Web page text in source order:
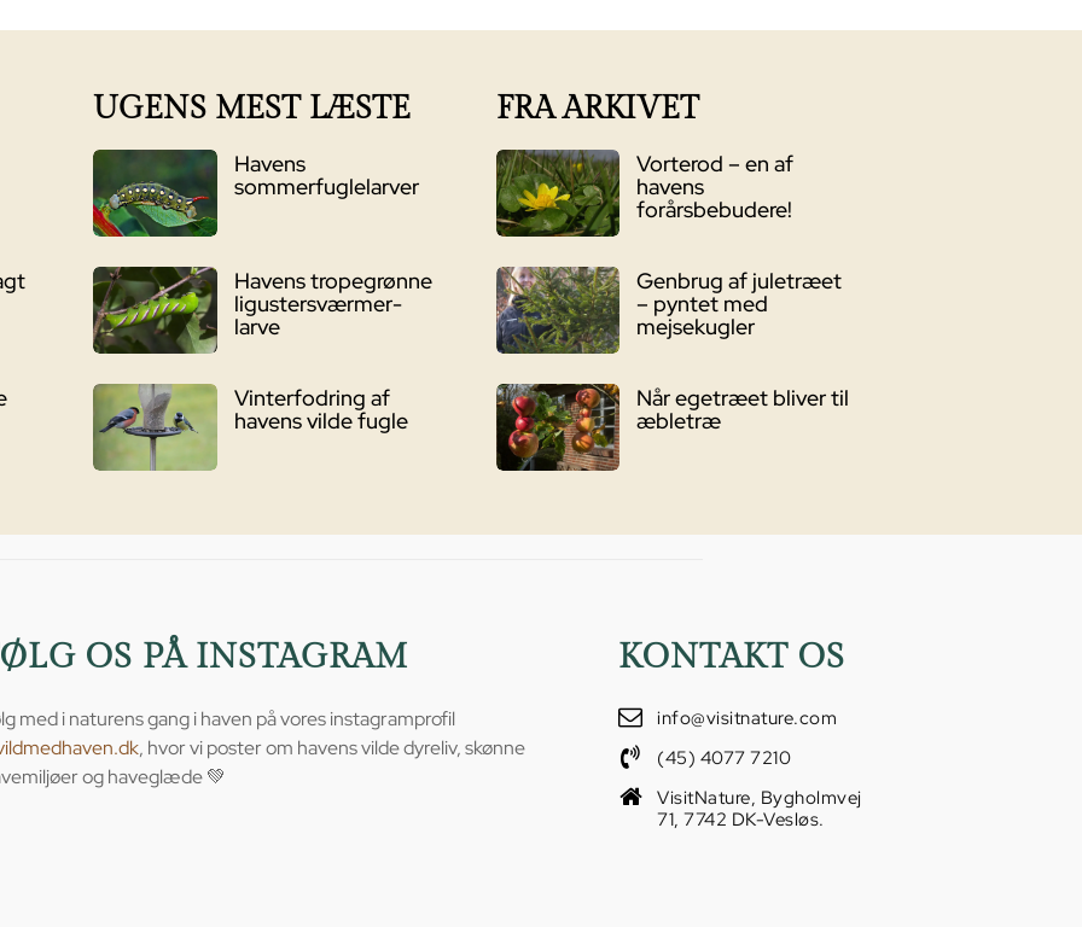
UGENS MEST LÆSTE
Havens
sommerfuglelarver
Havens tropegrønne
ligustersværmer-
larve
Vinterfodring af
havens vilde fugle
FRA ARKIVET
Vorterod – en af
havens
forårsbebudere!
Genbrug af juletræet
– pyntet med
mejsekugler
Når egetræet bliver til
æbletræ
OS PÅ INSTAGRAM
med i naturens gang i haven på vores instagramprofil
, hvor vi poster om havens vilde dyreliv, skønne
og haveglæde 💚
KONTAKT OS
info@visitnature.com
(45) 4077 7210
VisitNature, Bygholmvej
71, 7742 DK-Vesløs.